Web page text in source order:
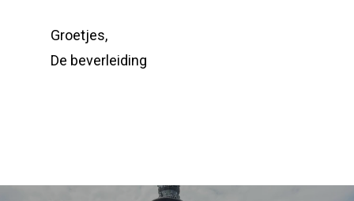
Groetjes,
De beverleiding